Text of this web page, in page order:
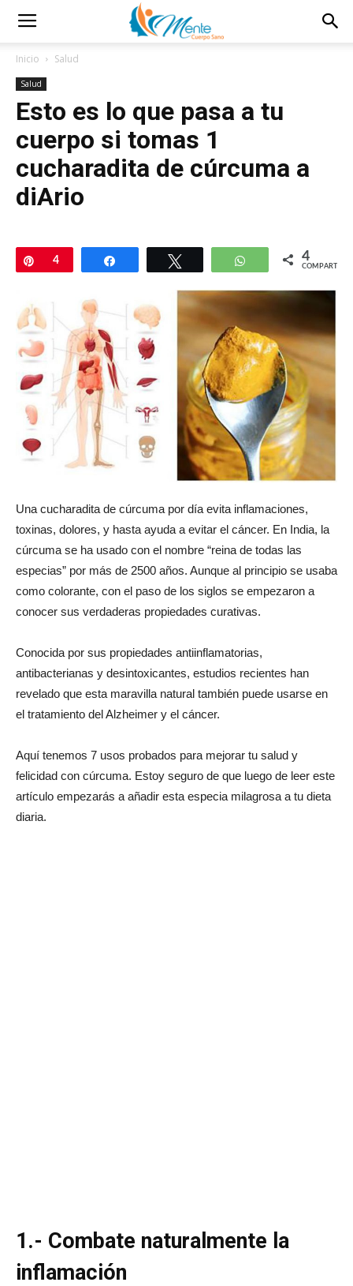
Inicio Salud
Salud
Esto es lo que pasa a tu
cuerpo si tomas 1
cucharadita de cúrcuma a
diArio
Pin
4 Compartir WhatsApp
4
COMPARTIR
Una cucharadita de cúrcuma por día evita inflamaciones,
toxinas, dolores, y hasta ayuda a evitar el cáncer. En India, la
cúrcuma se ha usado con el nombre “reina de todas las
especias” por más de 2500 años. Aunque al principio se usaba
como colorante, con el paso de los siglos se empezaron a
conocer sus verdaderas propiedades curativas.
Conocida por sus propiedades antiinflamatorias,
antibacterianas y desintoxicantes, estudios recientes han
revelado que esta maravilla natural también puede usarse en
el tratamiento del Alzheimer y el cáncer.
Aquí tenemos 7 usos probados para mejorar tu salud y
felicidad con cúrcuma. Estoy seguro de que luego de leer este
artículo empezarás a añadir esta especia milagrosa a tu dieta
diaria.
1.- Combate naturalmente la
inflamación